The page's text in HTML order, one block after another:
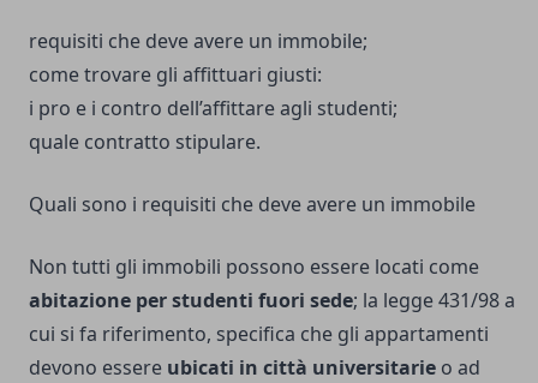
requisiti che deve avere un immobile;
come trovare gli affittuari giusti:
i pro e i contro dell’affittare agli studenti;
quale contratto stipulare.
Quali sono i requisiti che deve avere un immobile
Non tutti gli immobili possono essere locati come
abitazione per studenti fuori sede; la legge 431/98 a
cui si fa riferimento, specifica che gli appartamenti
devono essere ubicati in città universitarie o ad